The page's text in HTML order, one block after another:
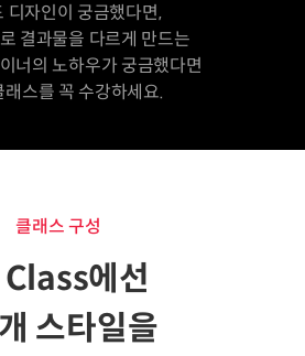
디자인이 궁금했다면,
결과물을 다르게 만드는
너의 노하우가 궁금했다면
래스를 꼭 수강하세요.
클래스 구성
에선
스타일을